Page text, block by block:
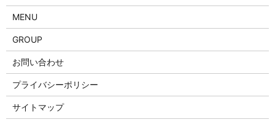
MENU
GROUP
お問い合わせ
プライバシーポリシー
サイトマップ